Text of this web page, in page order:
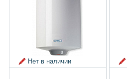
Нет в наличии